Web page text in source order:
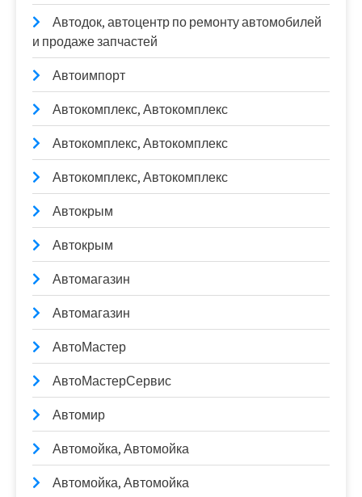
Автодок, автоцентр по ремонту автомобилей
и продаже запчастей
Автоимпорт
Автокомплекс, Автокомплекс
Автокомплекс, Автокомплекс
Автокомплекс, Автокомплекс
Автокрым
Автокрым
Автомагазин
Автомагазин
АвтоМастер
АвтоМастерСервис
Автомир
Автомойка, Автомойка
Автомойка, Автомойка